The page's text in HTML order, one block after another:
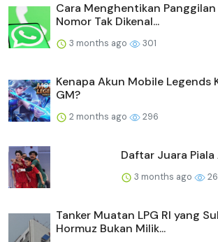
Cara Menghentikan
Nomor Tak Dikenal...
3 months ago 301
Kenapa Akun Mobile Legends
GM?
2 months ago 296
Daftar Juara
3 months ago
Tanker Muatan LPG RI yang
Hormuz Bukan Milik...